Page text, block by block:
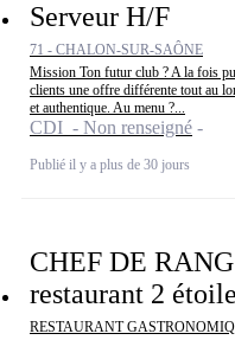
Serveur H/F
71 - CHALON-SUR-SAÔNE
Mission Ton futur club ? A la fois
clients une offre différente tout au
et authentique. Au menu ?...
CDI - Non renseigné
Publié il y a plus de 30 jours
CHEF DE
restaurant 2
RESTAURANT